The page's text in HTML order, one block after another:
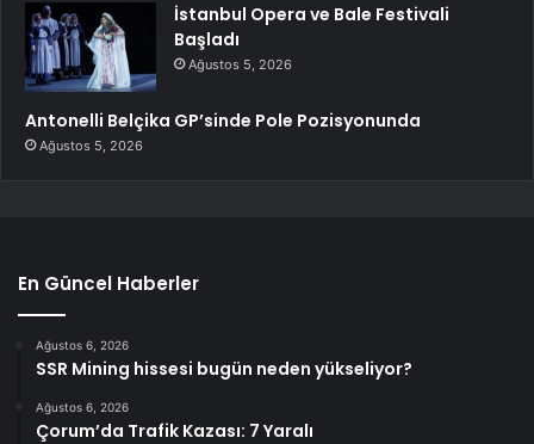
İstanbul Opera ve Bale Festivali
Başladı
Ağustos 5, 2026
Antonelli Belçika GP’sinde Pole Pozisyonunda
Ağustos 5, 2026
En Güncel Haberler
Ağustos 6, 2026
SSR Mining hissesi bugün neden yükseliyor?
Ağustos 6, 2026
Çorum’da Trafik Kazası: 7 Yaralı